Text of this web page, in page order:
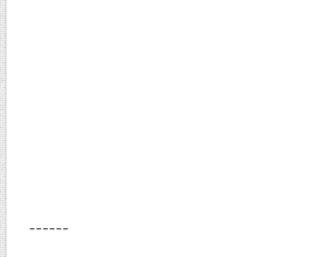
------